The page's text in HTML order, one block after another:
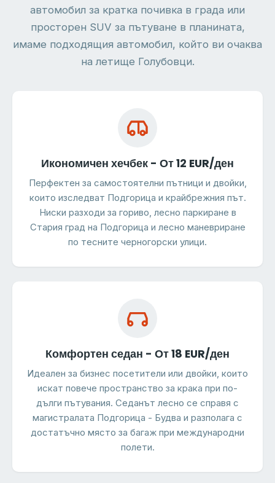
автомобил за кратка почивка в града или
просторен SUV за пътуване в планината,
имаме подходящия автомобил, който ви очаква
на летище Голубовци.
Икономичен хечбек - От 12 EUR/ден
Перфектен за самостоятелни пътници и двойки,
които изследват Подгорица и крайбрежния път.
Ниски разходи за гориво, лесно паркиране в
Стария град на Подгорица и лесно маневриране
по тесните черногорски улици.
Комфортен седан - От 18 EUR/ден
Идеален за бизнес посетители или двойки, които
искат повече пространство за крака при по-
дълги пътувания. Седанът лесно се справя с
магистралата Подгорица - Будва и разполага с
достатъчно място за багаж при международни
полети.